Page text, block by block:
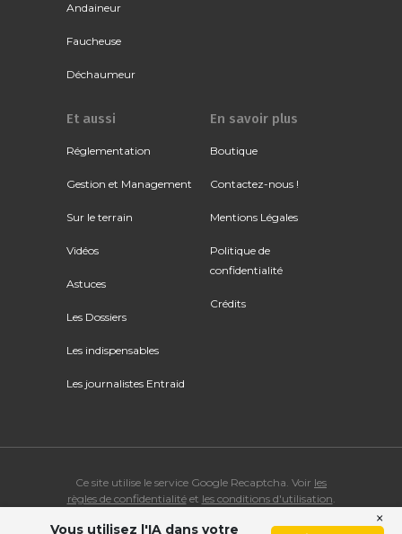
Andaineur
Faucheuse
Déchaumeur
Et aussi
Réglementation
Gestion et Management
Sur le terrain
Vidéos
Astuces
Les Dossiers
Les indispensables
Les journalistes Entraid
En savoir plus
Boutique
Contactez-nous !
Mentions Légales
Politique de
confidentialité
Crédits
Ce site utilise le service Google Recaptcha. Voir les
règles de confidentialitéet les conditions d'utilisation.
Vous utilisez l'IA dans votre
×